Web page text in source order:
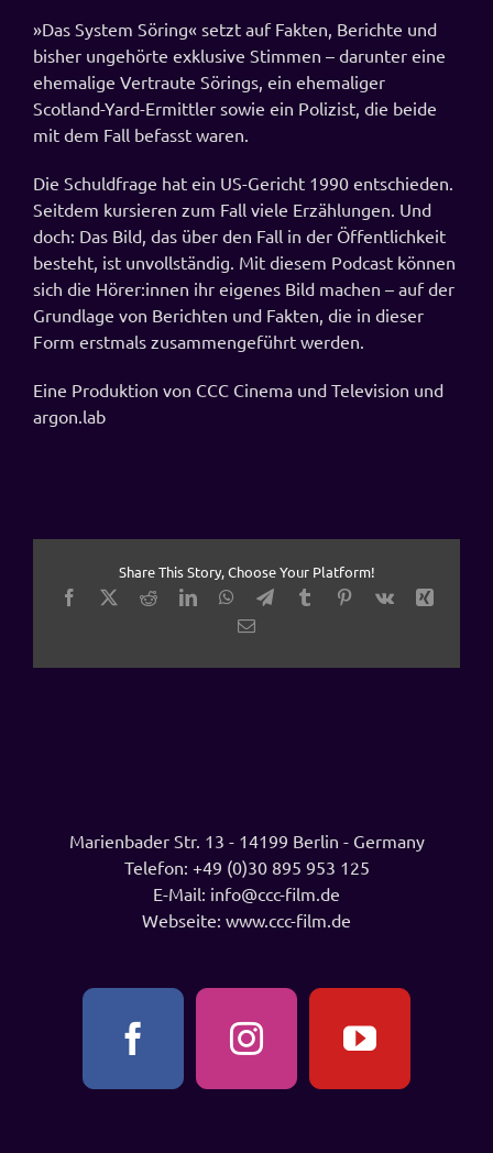
»Das System Söring« setzt auf Fakten, Berichte und
bisher ungehörte exklusive Stimmen – darunter eine
ehemalige Vertraute Sörings, ein ehemaliger
Scotland-Yard-Ermittler sowie ein Polizist, die beide
mit dem Fall befasst waren.
Die Schuldfrage hat ein US-Gericht 1990 entschieden.
Seitdem kursieren zum Fall viele Erzählungen. Und
doch: Das Bild, das über den Fall in der Öffentlichkeit
besteht, ist unvollständig. Mit diesem Podcast können
sich die Hörer:innen ihr eigenes Bild machen – auf der
Grundlage von Berichten und Fakten, die in dieser
Form erstmals zusammengeführt werden.
Eine Produktion von CCC Cinema und Television und
argon.lab
Share This Story, Choose Your Platform!
Facebook
X RedditLinkedInWhatsApp
TelegramTumblrPinterest
Vk
Xing
E-
Marienbader Str. 13 - 14199 Berlin - Germany
Telefon: +49 (0)30 895 953 125
E-Mail: info@ccc-film.de
Webseite: www.ccc-film.de